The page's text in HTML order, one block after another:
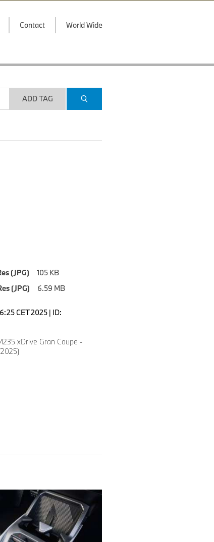
Contact World Wide
ADD TAG
(JPG)
105 KB
(JPG)
6.59 MB
CET 2025 | ID:
xDrive Gran Coupe -